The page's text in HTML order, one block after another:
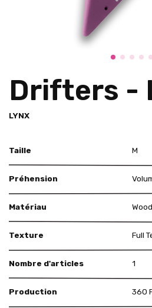
Drifters -
LYNX
Taille M
Préhension
Matériau Wood
Texture Full
Nombre d'articles 1
Production 360